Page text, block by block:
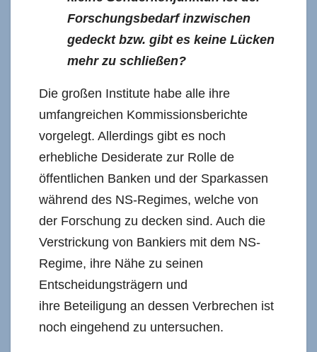
Forschungsbedarf inzwischen
gedeckt bzw. gibt es keine Lücken
mehr zu schließen?
Die großen Institute habe alle ihre
umfangreichen Kommissionsberichte
vorgelegt. Allerdings gibt es noch
erhebliche Desiderate zur Rolle de
öffentlichen Banken und der Sparkassen
während des NS-Regimes, welche von
der Forschung zu decken sind. Auch die
Verstrickung von Bankiers mit dem NS-
Regime, ihre Nähe zu seinen
Entscheidungsträgern und
ihre Beteiligung an dessen Verbrechen ist
noch eingehend zu untersuchen.